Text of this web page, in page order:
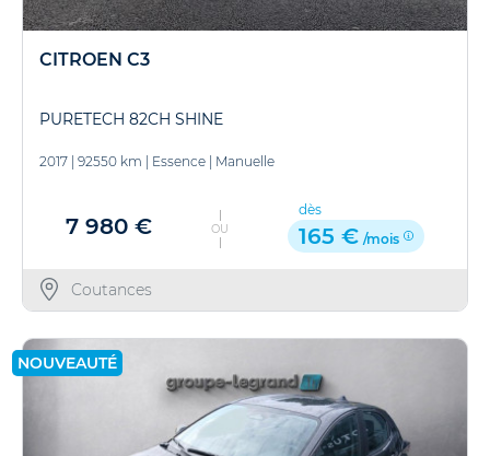
CITROEN C3
PURETECH 82CH SHINE
2017 92550 km Essence Manuelle
7 980 € OU
dès
165 € /mois
Coutances
NOUVEAUTÉ